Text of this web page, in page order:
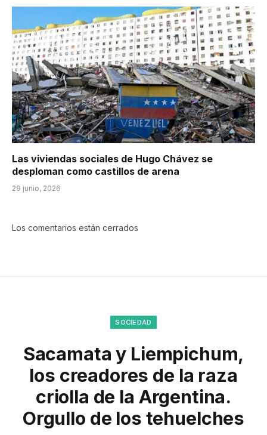
Las viviendas sociales de Hugo Chávez se
desploman como castillos de arena
29 junio, 2026
Los comentarios están cerrados
SOCIEDAD
Sacamata y Liempichum,
los creadores de la raza
criolla de la Argentina.
Orgullo de los tehuelches